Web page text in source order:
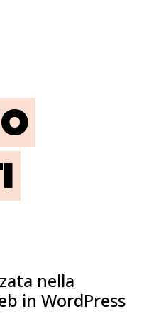
nella
in WordPress